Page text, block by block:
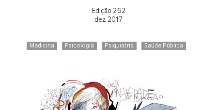
Edição 262
dez 2017
Medicina Psicologia Psiquiatria Saúde Pública